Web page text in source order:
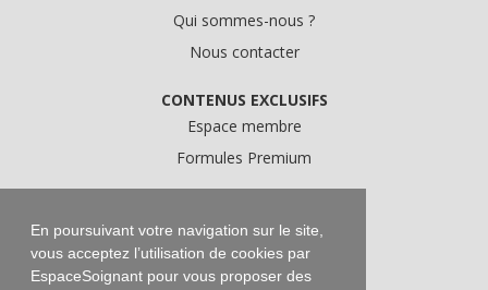
En poursuivant votre navigation sur le site,
vous acceptez l’utilisation de cookies par
EspaceSoignant pour vous proposer des
Qui sommes-nous ?
Nous contacter
CONTENUS EXCLUSIFS
Espace membre
Formules Premium
Conditions Générales d'Utilisation
Données personnelles